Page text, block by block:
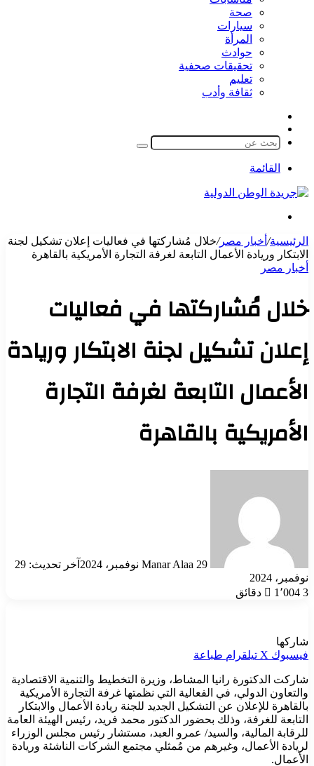
صحة
سيارات
المرأة
حوادث
تحقيقات صحفية
تعليم
ثقافة وأدب
المظلم
بحث
القائمة
الرئيسية/ أخبار مصر/خلال مُشاركتها في فعاليات إعلان تشكيل لجنة
الابتكار وريادة الأعمال التابعة لغرفة التجارة الأمريكية بالقاهرة
أخبار مصر
خلال مُشاركتها في فعاليات
إعلان تشكيل لجنة الابتكار وريادة
الأعمال التابعة لغرفة التجارة
الأمريكية بالقاهرة
Manar Alaa 29 نوفمبر، 2024
آخر تحديث: 29
نوفمبر، 2024
1٬004 3 دقائق
شاركها
فيسبوك ‫X تيلقرام طباعة
شاركت الدكتورة رانيا المشاط، وزيرة التخطيط والتنمية الاقتصادية
والتعاون الدولي، في الفعالية التي نظمتها غرفة التجارة الأمريكية
بالقاهرة للإعلان عن التشكيل الجديد للجنة ريادة الأعمال والابتكار
التابعة للغرفة، وذلك بحضور الدكتور محمد فريد، رئيس الهيئة العامة
للرقابة المالية، والسيد/ عمرو العبد، مستشار رئيس مجلس الوزراء
لريادة الأعمال، وغيرهم من مُمثلي مجتمع الشركات الناشئة وريادة
الأعمال.